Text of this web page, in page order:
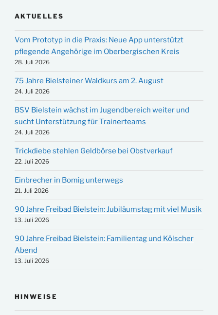
AKTUELLES
Vom Prototyp in die Praxis: Neue App unterstützt
pflegende Angehörige im Oberbergischen Kreis
28. Juli 2026
75 Jahre Bielsteiner Waldkurs am 2. August
24. Juli 2026
BSV Bielstein wächst im Jugendbereich weiter und
sucht Unterstützung für Trainerteams
24. Juli 2026
Trickdiebe stehlen Geldbörse bei Obstverkauf
22. Juli 2026
Einbrecher in Bomig unterwegs
21. Juli 2026
90 Jahre Freibad Bielstein: Jubiläumstag mit viel Musik
13. Juli 2026
90 Jahre Freibad Bielstein: Familientag und Kölscher
Abend
13. Juli 2026
HINWEISE